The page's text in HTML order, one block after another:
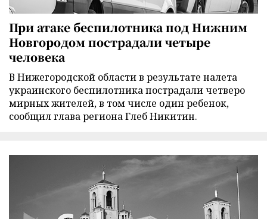
При атаке беспилотника под Нижним
Новгородом пострадали четыре
человека
В Нижегородской области в результате налета
украинского беспилотника пострадали четверо
мирных жителей, в том числе один ребенок,
сообщил глава региона Глеб Никитин.